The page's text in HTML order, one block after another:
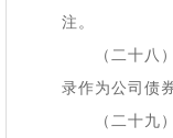
注。
（二十八）
录作为公司债
（二十九）